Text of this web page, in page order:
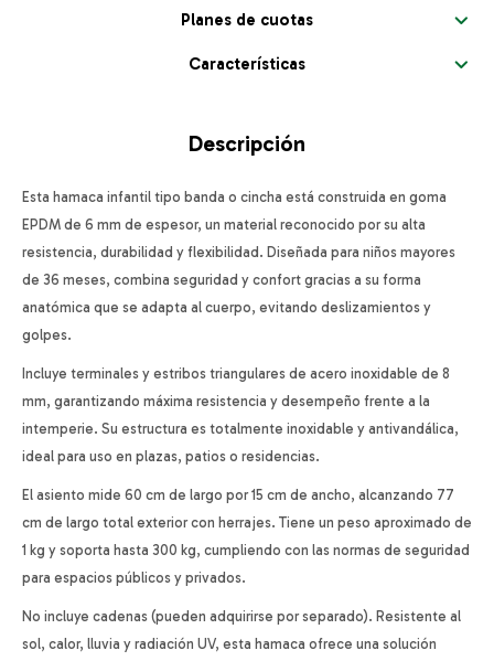
Planes de cuotas
Características
Descripción
Esta hamaca infantil tipo banda o cincha está construida en goma
EPDM de 6 mm de espesor, un material reconocido por su alta
resistencia, durabilidad y flexibilidad. Diseñada para niños mayores
de 36 meses, combina seguridad y confort gracias a su forma
anatómica que se adapta al cuerpo, evitando deslizamientos y
golpes.
Incluye terminales y estribos triangulares de acero inoxidable de 8
mm, garantizando máxima resistencia y desempeño frente a la
intemperie. Su estructura es totalmente inoxidable y antivandálica,
ideal para uso en plazas, patios o residencias.
El asiento mide 60 cm de largo por 15 cm de ancho, alcanzando 77
cm de largo total exterior con herrajes. Tiene un peso aproximado de
1 kg y soporta hasta 300 kg, cumpliendo con las normas de seguridad
para espacios públicos y privados.
No incluye cadenas (pueden adquirirse por separado). Resistente al
sol, calor, lluvia y radiación UV, esta hamaca ofrece una solución